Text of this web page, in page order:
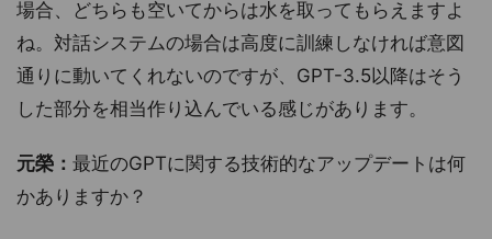
場合、どちらも空いてからは水を取ってもらえますよ
ね。対話システムの場合は高度に訓練しなければ意図
通りに動いてくれないのですが、GPT-3.5以降はそう
した部分を相当作り込んでいる感じがあります。
元榮： 最近のGPTに関する技術的なアップデートは何
かありますか？